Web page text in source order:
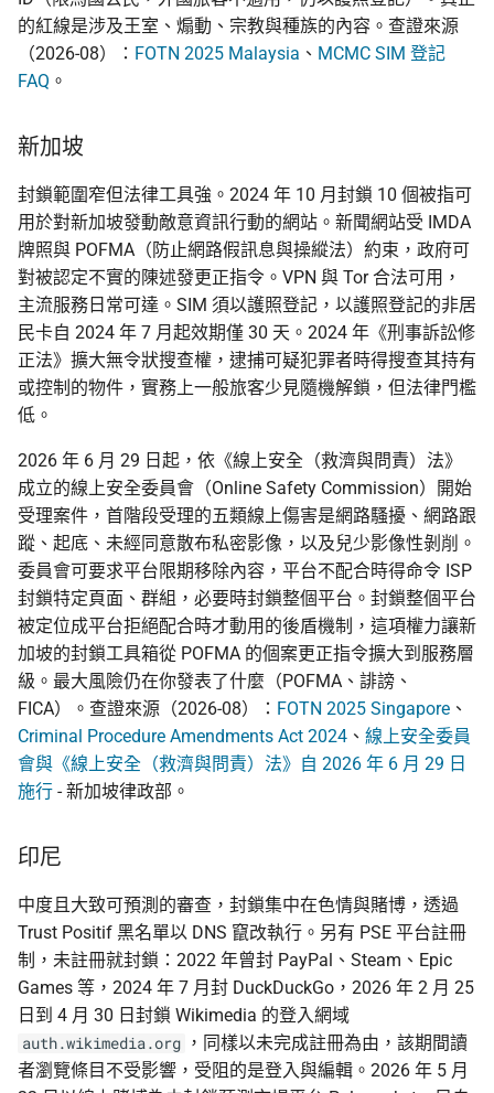
的紅線是涉及王室、煽動、宗教與種族的內容。查證來源
（2026-08）： FOTN 2025 Malaysia 、 MCMC SIM 登記
FAQ 。
新加坡
封鎖範圍窄但法律工具強。2024 年 10 月封鎖 10 個被指可
用於對新加坡發動敵意資訊行動的網站。新聞網站受 IMDA
牌照與 POFMA（防止網路假訊息與操縱法）約束，政府可
對被認定不實的陳述發更正指令。VPN 與 Tor 合法可用，
主流服務日常可達。SIM 須以護照登記，以護照登記的非居
民卡自 2024 年 7 月起效期僅 30 天。2024 年《刑事訴訟修
正法》擴大無令狀搜查權，逮捕可疑犯罪者時得搜查其持有
或控制的物件，實務上一般旅客少見隨機解鎖，但法律門檻
低。
2026 年 6 月 29 日起，依《線上安全（救濟與問責）法》
成立的線上安全委員會（Online Safety Commission）開始
受理案件，首階段受理的五類線上傷害是網路騷擾、網路跟
蹤、起底、未經同意散布私密影像，以及兒少影像性剝削。
委員會可要求平台限期移除內容，平台不配合時得命令 ISP
封鎖特定頁面、群組，必要時封鎖整個平台。封鎖整個平台
被定位成平台拒絕配合時才動用的後盾機制，這項權力讓新
加坡的封鎖工具箱從 POFMA 的個案更正指令擴大到服務層
級。最大風險仍在你發表了什麼（POFMA、誹謗、
FICA）。查證來源（2026-08）： FOTN 2025 Singapore 、
Criminal Procedure Amendments Act 2024 、 線上安全委員
會與《線上安全（救濟與問責）法》自 2026 年 6 月 29 日
施行 - 新加坡律政部。
印尼
中度且大致可預測的審查，封鎖集中在色情與賭博，透過
Trust Positif 黑名單以 DNS 竄改執行。另有 PSE 平台註冊
制，未註冊就封鎖：2022 年曾封 PayPal、Steam、Epic
Games 等，2024 年 7 月封 DuckDuckGo，2026 年 2 月 25
日到 4 月 30 日封鎖 Wikimedia 的登入網域
auth.wikimedia.org ，同樣以未完成註冊為由，該期間讀
者瀏覽條目不受影響，受阻的是登入與編輯。2026 年 5 月